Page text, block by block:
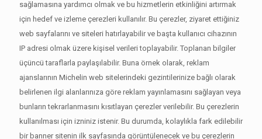
sağlamasına yardımcı olmak ve bu hizmetlerin etkinliğini artırmak
için hedef ve izleme çerezleri kullanılır. Bu çerezler, ziyaret ettiğiniz
web sayfalarını ve siteleri hatırlayabilir ve başta kullanıcı cihazının
IP adresi olmak üzere kişisel verileri toplayabilir. Toplanan bilgiler
üçüncü taraflarla paylaşılabilir. Buna örnek olarak, reklam
ajanslarının Michelin web sitelerindeki gezintilerinize bağlı olarak
belirlenen ilgi alanlarınıza göre reklam yayınlamasını sağlayan veya
bunların tekrarlanmasını kısıtlayan çerezler verilebilir. Bu çerezlerin
kullanılması için izniniz istenir. Bu durumda, kolaylıkla fark edilebilir
bir banner sitenin ilk sayfasında görüntülenecek ve bu çerezlerin